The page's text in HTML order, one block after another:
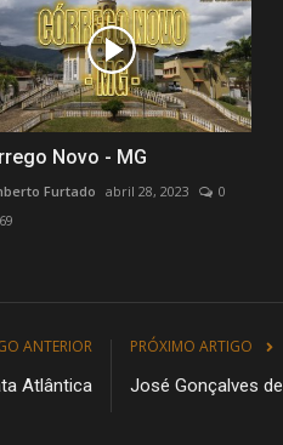
Novo - MG
Furtado abril 28, 2023
0
ANTERIOR
Atlântica
PRÓXIMO ARTIGO
José Gonçalves